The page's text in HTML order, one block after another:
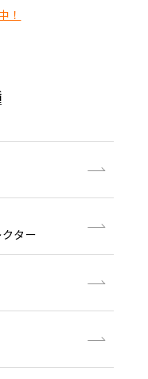
！
ター